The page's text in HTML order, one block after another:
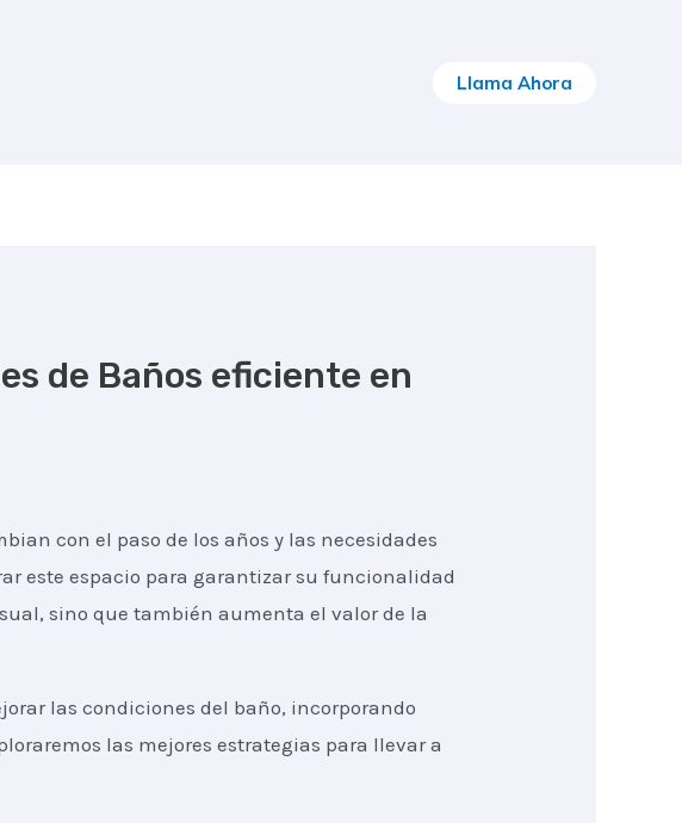
Llama Ahora
de Baños eficiente en
con el paso de los años y las necesidades
este espacio para garantizar su funcionalidad
sino que también aumenta el valor de la
las condiciones del baño, incorporando
las mejores estrategias para llevar a